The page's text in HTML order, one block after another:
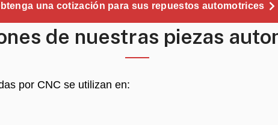
una cotización para sus repuestos automotrices
de nuestras piezas
por CNC se utilizan en: